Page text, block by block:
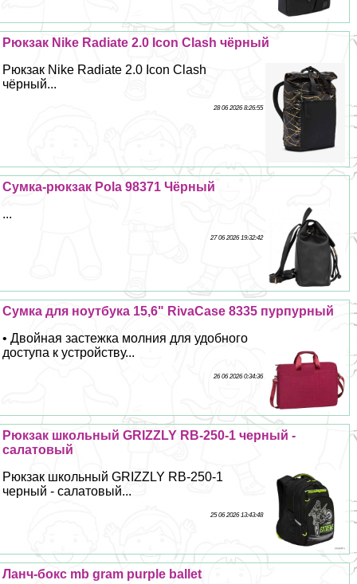
Рюкзак Nike Radiate 2.0 Icon Clash чёрный
Рюкзак Nike Radiate 2.0 Icon Clash
чёрный...
28 06 2026 8:26:55
Сумка-рюкзак Pola 98371 Чёрный
...
27 06 2026 19:32:42
Сумка для ноутбука 15,6" RivaCase 8335 пурпурный
• Двойная застежка молния для удобного
доступа к устройству...
26 06 2026 0:34:36
Рюкзак школьный GRIZZLY RB-250-1 черный -
салатовый
Рюкзак школьный GRIZZLY RB-250-1
черный - салатовый...
25 06 2026 13:43:48
Ланч-бокс mb gram purple ballet